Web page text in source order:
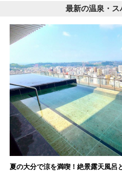
最新の温泉・ス
夏の大分で涼を満喫！絶景露天風呂